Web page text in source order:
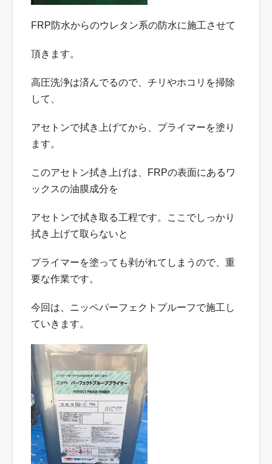
FRP防水からのウレタン系の防水に施工させて
頂きます。
高圧洗浄は済んでるので、チリやホコリを掃除
して、
アセトンで拭き上げてから、プライマーを塗り
ます。
このアセトン拭き上げは、FRPの表面にあるワ
ックスの油膜成分を
アセトンで拭き取る工程です。ここでしっかり
拭き上げて取らないと
プライマーを塗っても剥がれてしまうので、重
要な作業です。
今回は、ニッペパーフェクトプルーフで施工し
ていきます。